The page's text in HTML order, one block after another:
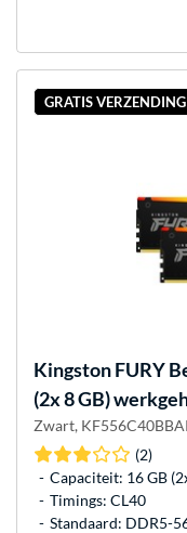
GRATIS VERZENDING
Kingston FURY
(2x 8 GB)
Zwart,
(2)
Capaciteit: 16 GB
Timings: CL40
Standaard: DDR5-